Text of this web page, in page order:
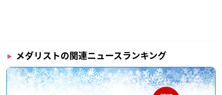
メダリストの関連ニュースランキング